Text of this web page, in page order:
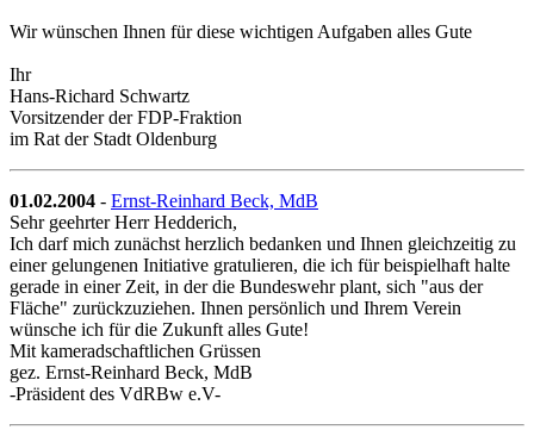
Wir wünschen Ihnen für diese wichtigen Aufgaben alles Gute
Ihr
Hans-Richard Schwartz
Vorsitzender der FDP-Fraktion
im Rat der Stadt Oldenburg
01.02.2004 - Ernst-Reinhard Beck, MdB
Sehr geehrter Herr Hedderich,
Ich darf mich zunächst herzlich bedanken und Ihnen gleichzeitig zu
einer gelungenen Initiative gratulieren, die ich für beispielhaft halte
gerade in einer Zeit, in der die Bundeswehr plant, sich "aus der
Fläche" zurückzuziehen. Ihnen persönlich und Ihrem Verein
wünsche ich für die Zukunft alles Gute!
Mit kameradschaftlichen Grüssen
gez. Ernst-Reinhard Beck, MdB
-Präsident des VdRBw e.V-